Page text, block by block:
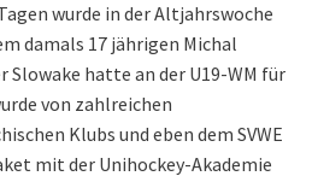
wurde in der Altjahrswoche
damals 17 jährigen Michal
Slowake hatte an der U19-WM für
von zahlreichen
Klubs und eben dem SVWE
mit der Unihockey-Akademie